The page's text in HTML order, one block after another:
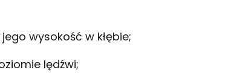
wysokość w kłębie;
lędźwi;